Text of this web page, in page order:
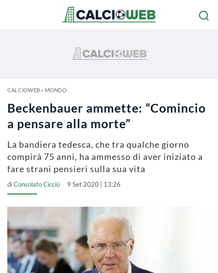
CALCIOWEB» MONDO
Beckenbauer ammette: “Comincio
a pensare alla morte”
La bandiera tedesca, che tra qualche giorno
compirà 75 anni, ha ammesso di aver iniziato a
fare strani pensieri sulla sua vita
diConsolato Cicciù 9 Set 2020 | 13:26